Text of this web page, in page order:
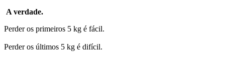
A verdade.
Perder os primeiros 5 kg é fácil.
Perder os últimos 5 kg é difícil.